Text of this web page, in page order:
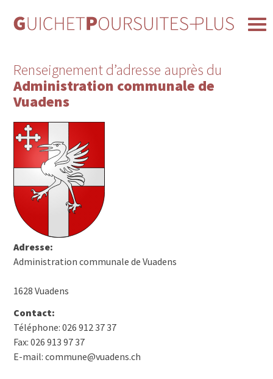
Renseignement d’adresse auprès du
Administration communale de
Vuadens
Adresse:
Administration communale de Vuadens
1628 Vuadens
Contact:
Téléphone: 026 912 37 37
Fax: 026 913 97 37
E-mail: commune@vuadens.ch